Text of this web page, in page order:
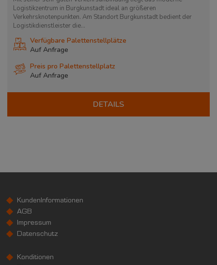
Logistikzentrum in Burgkunstadt ideal an größeren
Verkehrsknotenpunkten. Am Standort Burgkunstadt bedient der
Logistikdienstleister die...
Verfügbare Palettenstellplätze
Auf Anfrage
Preis pro Palettenstellplatz
Auf Anfrage
DETAILS
KundenInformationen
AGB
Impressum
Datenschutz
Konditionen